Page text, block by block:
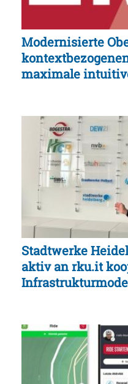
Modernisierte
maximale
Stadtwerke
aktiv an rku.it